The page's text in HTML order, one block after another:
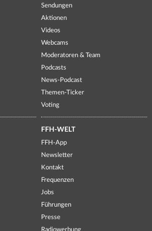
Sendungen
Aktionen
Videos
Webcams
Moderatoren & Team
Podcasts
News-Podcast
Themen-Ticker
Voting
FFH-WELT
FFH-App
Newsletter
Kontakt
Frequenzen
Jobs
Führungen
Presse
Radiowerbung